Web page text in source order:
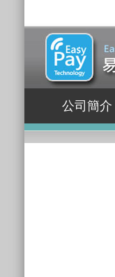
公司簡介